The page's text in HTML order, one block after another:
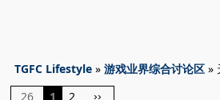
TGFC Lifestyle »游戏业界综合讨论区 »
26
1 2 ››